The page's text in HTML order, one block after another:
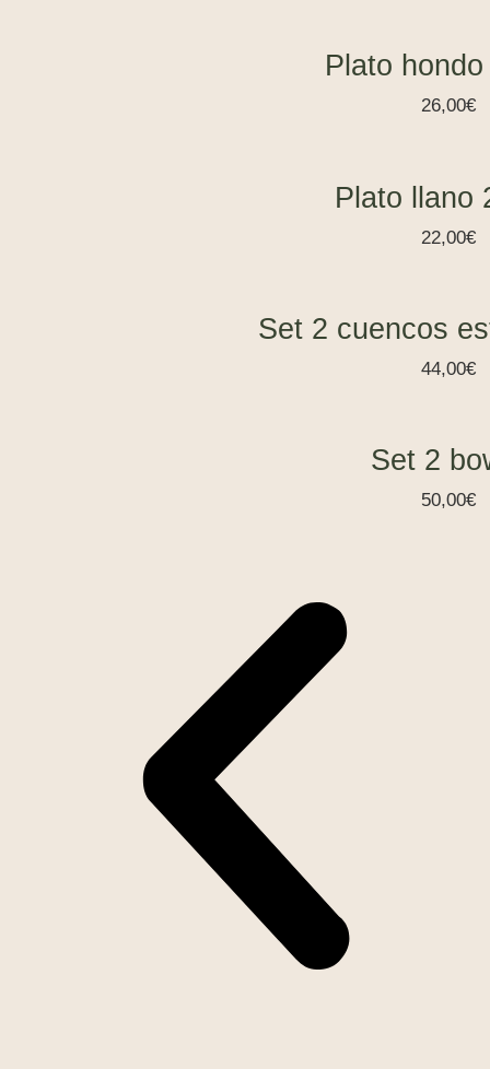
Plato
26,00€
Plato llano
22,00€
Set 2 cuencos
44,00€
Set 2
50,00€